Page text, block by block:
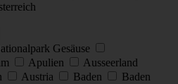
Gesäuse
Apulien
Ausseerland
Austria Baden
Baden